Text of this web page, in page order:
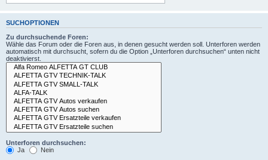
SUCHOPTIONEN
Zu durchsuchende Foren:
Wähle das Forum oder die Foren aus, in denen gesucht werden soll. Unterforen werden
automatisch mit durchsucht, sofern du die Option „Unterforen durchsuchen“ unten nicht
deaktivierst.
Unterforen durchsuchen:
Ja
Nein